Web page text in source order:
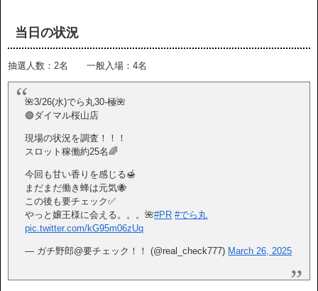
当日の状況
抽選人数：2名 一般入場：4名
🌺3/26(水)でら丸30-極🌺
🟢ダイマル桜山店
現場の状況を調査！！！
スロット稼働約25名🌈
今回も甘い香りを感じる🍯
まだまだ働き蜂は元気🐝
この後も要チェック✅
やっと嬢王様に会える。。。🌺#PR #でら丸
pic.twitter.com/kG95m06zUq
— ガチ野郎@要チェック！！ (@real_check777) March 26, 2025